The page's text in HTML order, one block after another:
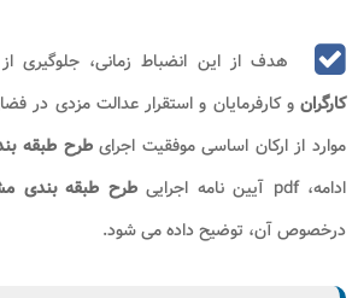
هدف از این انضباط زمانی، جلوگیری
کارگرانو کارفرمایان و استقرار عدالت مزدی در
موارد از ارکان اساسی موفقیت اجرایطرح طبقه
ادامه، pdf آیین نامه اجرایی
طرح طبقه بندی
درخصوص آن، توضیح داده می شود.